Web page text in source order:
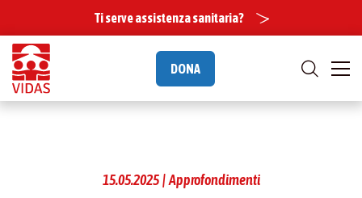
Ti serve assistenza sanitaria?
DONA
15.05.2025 | Approfondimenti